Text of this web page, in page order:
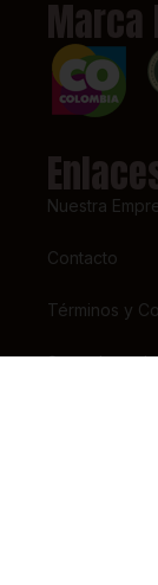
Marca
Nuestra
Contacto
Términos y
Super